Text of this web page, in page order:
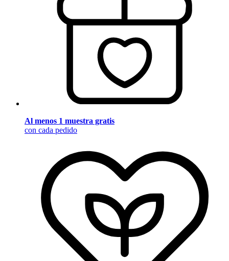
Al menos 1 muestra gratis
con cada pedido